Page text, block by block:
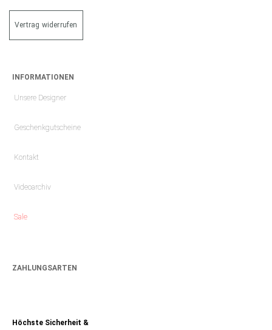
Vertrag widerrufen
INFORMATIONEN
Unsere Designer
Geschenkgutscheine
Kontakt
Videoarchiv
Sale
ZAHLUNGSARTEN
Höchste Sicherheit &